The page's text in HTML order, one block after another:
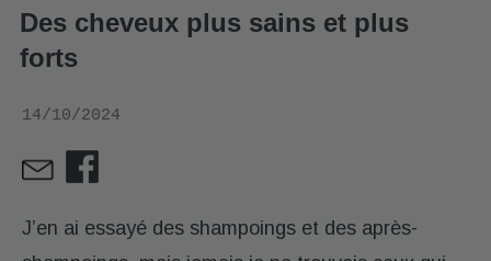
Des cheveux plus sains et plus
forts
14/10/2024
J’en ai essayé des shampoings et des après-
NOS GAMMES
D'ESSAI
⭐